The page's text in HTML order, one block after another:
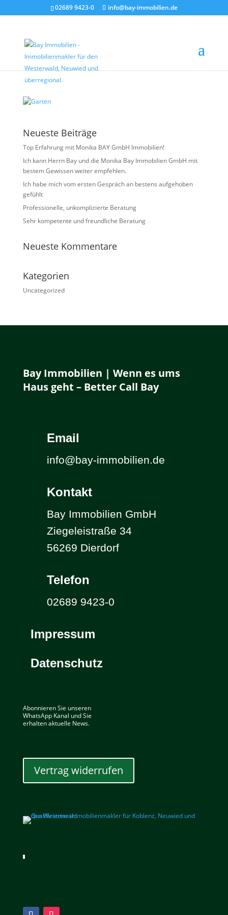
02689 9423-0 info@bay-immobilien.de
Garten
vonChristian Bay|Mai 27, 2026
Neueste Beiträge
Top Erfahrung mit Monika BAY GmbH Immobilien!
Ich kann Herrn Bay und die Monika Bay Immobilien GmbH mit
bestem Gewissen weiter empfehlen.
Ich habe mich vom ersten Gespräch an bestens aufgehoben
gefühlt
Professionelle, unkomplizierte Beratung
Sehr kompetente und freundliche Beratung
Neueste Kommentare
Kategorien
Uncategorized
Bay Immobilien | Wenn es ums
Haus geht – Better Call Bay
Email
info@bay-immobilien.de
Kontakt
Bay Immobilien GmbH
Ziegeleistraße 34
56269 Dierdorf
Telefon
02689 9423-0
Impressum
Datenschutz
Abonnieren Sie unseren
WhatsApp Kanal und Sie
erhalten aktuelle News.
Vertrag widerrufen